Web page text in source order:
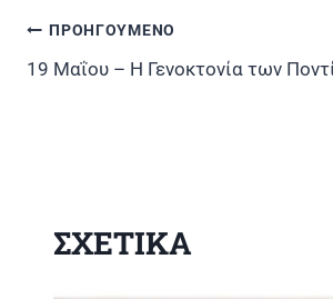
Πλοήγηση
ΠΡΟΗΓΟΥΜΕΝΟ
19 Μαΐου – Η Γενοκτονία των
ΣΧΕΤΙΚΑ